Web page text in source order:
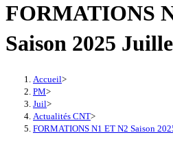
FORMATIONS
Saison 2025
Accueil>
PM>
Juil>
Actualités CNT>
FORMATIONS N1 ET N2 Saison